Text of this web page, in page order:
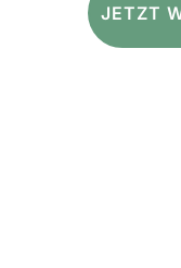
JETZT